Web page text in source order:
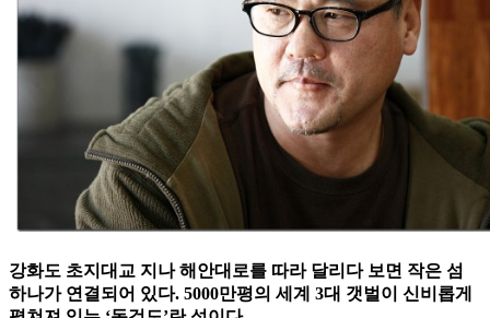
강화도 초지대교 지나 해안대로를 따라 달리다 보면 작은 섬
하나가 연결되어 있다. 5000만평의 세계 3대 갯벌이 신비롭게